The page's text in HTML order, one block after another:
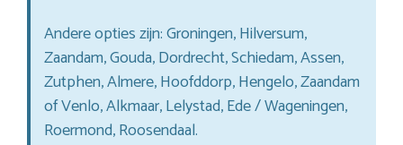
Andere opties zijn: Groningen, Hilversum,
Zaandam, Gouda, Dordrecht, Schiedam, Assen,
Zutphen, Almere, Hoofddorp, Hengelo, Zaandam
of Venlo, Alkmaar, Lelystad, Ede / Wageningen,
Roermond, Roosendaal.